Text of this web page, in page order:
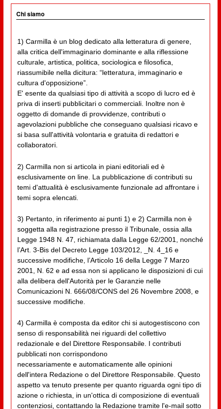
Chi siamo
1) Carmilla è un blog dedicato alla letteratura di genere,
alla critica dell'immaginario dominante e alla riflessione
culturale, artistica, politica, sociologica e filosofica,
riassumibile nella dicitura: “letteratura, immaginario e
cultura d'opposizione”.
E' esente da qualsiasi tipo di attività a scopo di lucro ed è
priva di inserti pubblicitari o commerciali. Inoltre non è
oggetto di domande di provvidenze, contributi o
agevolazioni pubbliche che conseguano qualsiasi ricavo e
si basa sull'attività volontaria e gratuita di redattori e
collaboratori.
2) Carmilla non si articola in piani editoriali ed è
esclusivamente on line. La pubblicazione di contributi su
temi d'attualità è esclusivamente funzionale ad affrontare i
temi sopra elencati.
3) Pertanto, in riferimento ai punti 1) e 2) Carmilla non è
soggetta alla registrazione presso il Tribunale, ossia alla
Legge 1948 N. 47, richiamata dalla Legge 62/2001, nonché
l’Art. 3-Bis del Decreto Legge 103/2012, _N. 4_16 e
successive modifiche, l’Articolo 16 della Legge 7 Marzo
2001, N. 62 e ad essa non si applicano le disposizioni di cui
alla delibera dell'Autorità per le Garanzie nelle
Comunicazioni N. 666/08/CONS del 26 Novembre 2008, e
successive modifiche.
4) Carmilla è composta da editor chi si autogestiscono con
senso di responsabilità nei riguardi del collettivo
redazionale e del Direttore Responsabile. I contributi
pubblicati non corrispondono
necessariamente e automaticamente alle opinioni
dell'intera Redazione o del Direttore Responsabile. Questo
aspetto va tenuto presente per quanto riguarda ogni tipo di
azione o richiesta, in un'ottica di composizione di eventuali
contenziosi, contattando la Redazione tramite l'e-mail sotto